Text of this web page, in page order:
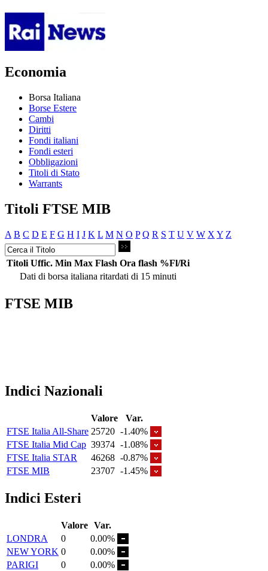
Economia
Borsa Italiana
Borse Estere
Cambi
Diritti
Fondi italiani
Fondi esteri
Obbligazioni
Titoli di Stato
Warrants
Titoli FTSE MIB
A B C D E F G H I J K L M N O P Q R S T U V W X Y Z
Titoli Uffic. Min Max Flash Ora flash %Fl/Ri
Dati di borsa italiana ritardati di 15 minuti
FTSE MIB
Indici Nazionali
Valore
Var.
FTSE Italia All-Share 25720 -1.40%
FTSE Italia Mid Cap 39374 -1.08%
FTSE Italia STAR
46268 -0.87%
FTSE MIB
23707 -1.45%
Indici Esteri
Valore Var.
LONDRA
0
0.00%
NEW YORK 0
0.00%
PARIGI
0
0.00%